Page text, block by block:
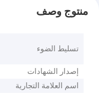
منتوج وصف
تسليط الضوء
إصدار الشهادات
اسم العلامة التجارية